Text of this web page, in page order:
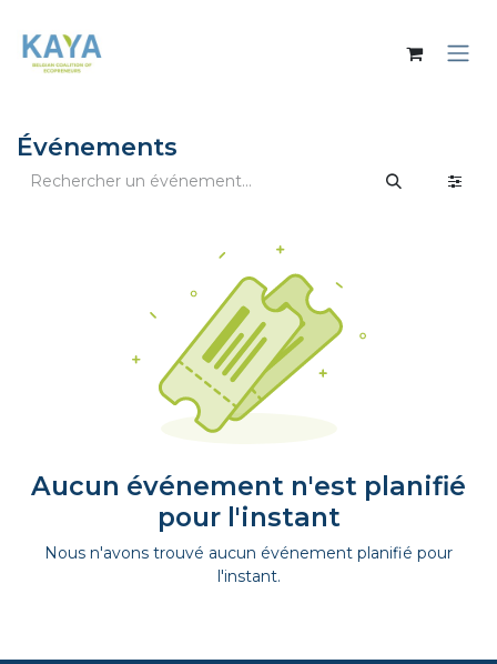
Événements
Aucun événement n'est planifié
pour l'instant
Nous n'avons trouvé aucun événement planifié pour
l'instant.